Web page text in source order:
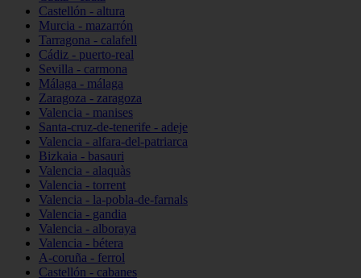
Castellón - altura
Murcia - mazarrón
Tarragona - calafell
Cádiz - puerto-real
Sevilla - carmona
Málaga - málaga
Zaragoza - zaragoza
Valencia - manises
Santa-cruz-de-tenerife - adeje
Valencia - alfara-del-patriarca
Bizkaia - basauri
Valencia - alaquàs
Valencia - torrent
Valencia - la-pobla-de-farnals
Valencia - gandia
Valencia - alboraya
Valencia - bétera
A-coruña - ferrol
Castellón - cabanes